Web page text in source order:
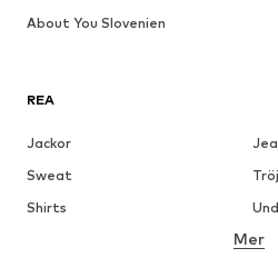
REA
Jackor
Sweat
Shirts
Mer
About You Slovenien